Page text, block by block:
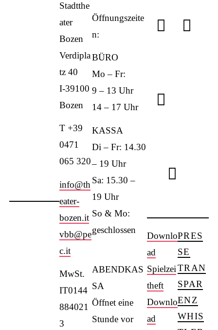
Stadtthe
ater
Bozen
Verdipla
tz 40
I-39100
Bozen
T +39
0471
065 320
info@th
eater-
bozen.it
vbb@pe
c.it
MwSt.
IT0144
884021
3
Öffnungszeite
n:
BÜRO
Mo – Fr:
9 – 13 Uhr
14 – 17 Uhr
KASSA
Di – Fr: 14.30
– 19 Uhr
Sa: 15.30 –
19 Uhr
So & Mo:
geschlossen
ABENDKAS
SA
Öffnet eine
Stunde vor
Downlo
ad
Spielzei
theft
Downlo
ad
PRES
SE
TRAN
SPAR
ENZ
WHIS